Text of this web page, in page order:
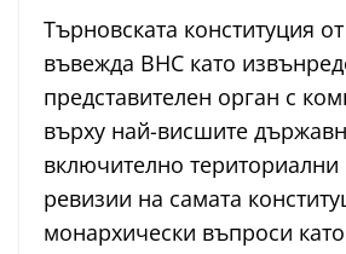
Търновската конституция
въвежда ВНС като
представителен орган с
върху най-висшите
включително
ревизии на самата
монархически въпроси